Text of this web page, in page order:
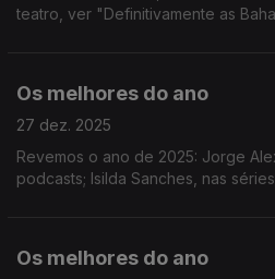
teatro, ver "Definitivamente as
Os melhores do ano
27 dez. 2025
Revemos o ano de 2025: Jorge
podcasts; Isilda Sanches, nas
Os melhores do ano